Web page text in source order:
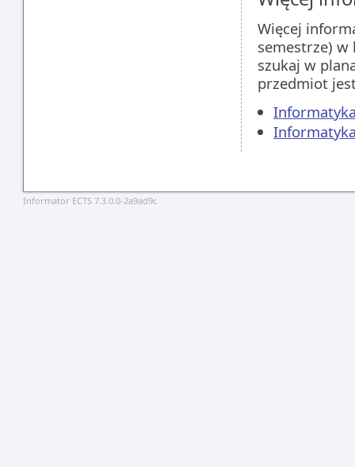
Więcej
semestrze)
szukaj w
przedmiot
Informator ECTS 7.3.0.0-2a9ad9c